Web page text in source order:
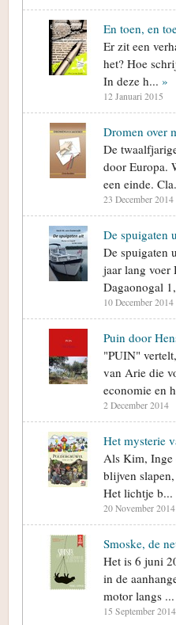
En toen, en
Er zit een
het? Hoe
In deze h... »
12 Januari 2015
Dromen over
De
door Europa.
een einde.
23 December 2014
De spuigaten
De spuigaten
jaar lang
Dagaonogal
10 December 2014
Puin door
"PUIN"
van Arie die
economie en
2 December 2014
Het mysterie
Als Kim, Inge
blijven
Het lichtje b...
20 November 2014
Smoske, de
Het is 6 juni
in de
motor langs ...
15 September 2014